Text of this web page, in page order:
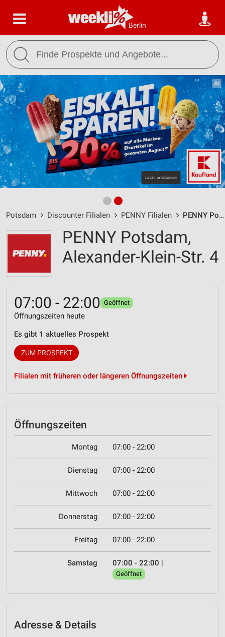
Berlin
Potsdam Discounter Filialen PENNY Filialen PENNY Potsdam / Alexander-Klein-Str. 4 - Öffnungszeiten & Adresse
PENNY Potsdam,
Alexander-Klein-Str. 4
07:00 - 22:00 Geöffnet
Öffnungszeiten heute
Es gibt 1 aktuelles Prospekt
ZUM PROSPEKT
Filialen mit früheren oder längeren Öffnungszeiten
Öffnungszeiten
Montag 07:00 - 22:00
Dienstag 07:00 - 22:00
Mittwoch 07:00 - 22:00
Donnerstag 07:00 - 22:00
Freitag 07:00 - 22:00
Samstag 07:00 - 22:00 |
Geöffnet
Adresse & Details